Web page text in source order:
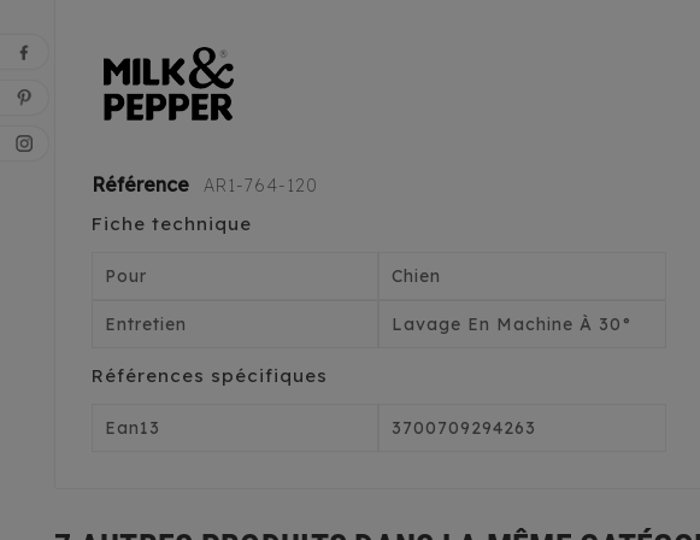
Référence AR1-764-120
Fiche technique
Pour Chien
Entretien Lavage En Machine À 30°
Références spécifiques
Ean13 3700709294263